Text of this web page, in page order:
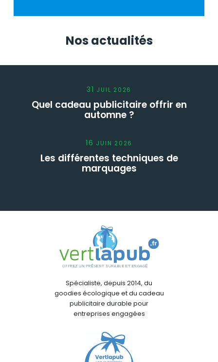
Nos actualités
31 JUIL 2026
Quel cadeau publicitaire offrir en
automne ?
16 JUIN 2026
Les différentes techniques de
marquages
Spécialiste, depuis 2014, du
goodies écologique et du cadeau
publicitaire durable pour
entreprises engagées